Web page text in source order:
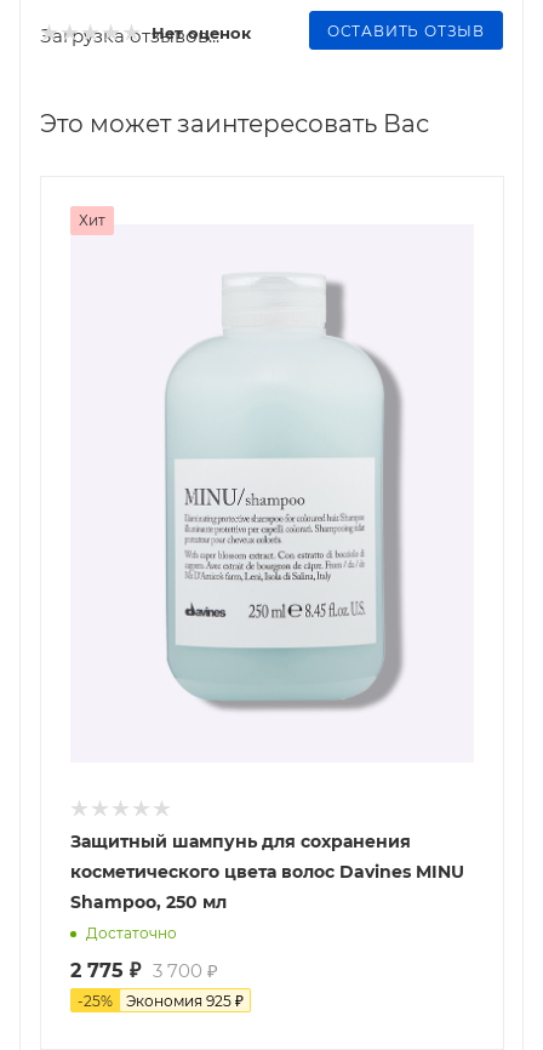
Нет оценок ОСТАВИТЬ ОТЗЫВ
Загрузка отзывов...
Это может заинтересовать Вас
Хит
Защитный шампунь для сохранения
косметического цвета волос Davines MINU
Shampoo, 250 мл
Достаточно
2 775 ₽ 3 700 ₽
-25% Экономия 925 ₽